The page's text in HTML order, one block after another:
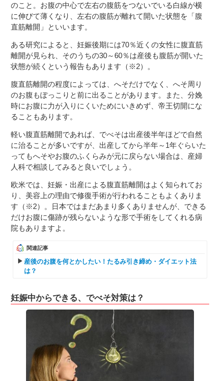
のこと。お腹の中心で左右の腹筋をつないでいる白線が横
に伸びて薄くなり、左右の腹筋が離れて開いた状態を「腹
直筋離開」といいます。
ある研究によると、妊娠後期には70％近くの女性に腹直筋
離開が見られ、そのうちの30～60％は産後も腹筋が開いた
状態が続くという報告もあります（※2）。
腹直筋離開の程度によっては、へそだけでなく、へそ周り
のお腹もぽっこりと前に出ることがあります。また、分娩
時にお腹に力が入りにくいためにいきめず、帝王切開にな
ることもあります。
軽い腹直筋離開であれば、でべそは出産後半年ほどで自然
に治ることが多いですが、出産してから半年～1年ぐらいた
ってもへそやお腹のふくらみが元に戻らない場合は、産婦
人科で相談してみると良いでしょう。
欧米では、妊娠・出産による腹直筋離開はよく知られてお
り、美容上の理由で修復手術が行われることもよくありま
す（※2）。日本ではまだあまり多くありませんが、できる
だけお腹に傷跡が残らないような形で手術をしてくれる病
院もありますよ。
関連記事
産後のお腹を何とかしたい！たるみ引き締め・ダイエット法
は？
妊娠中からできる、でべそ対策は？